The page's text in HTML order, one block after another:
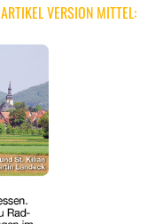
ARTIKEL VERSION MITTEL: